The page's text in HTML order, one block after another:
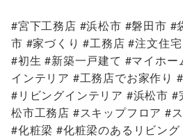
#宮下工務店 #浜松市 #磐田市 #
市 #家づくり #工務店 #注文住
#初生 #新築一戸建て #マイホ
インテリア #工務店でお家作り
#リビングインテリア #浜松市
松市工務店 #スキップフロア #
#化粧梁 #化粧梁のあるリビング